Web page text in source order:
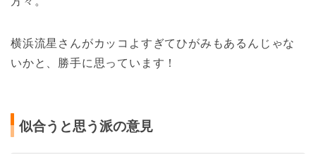
横浜流星さんがカッコよすぎてひがみもあるんじゃな
いかと、勝手に思っています！
似合うと思う派の意見